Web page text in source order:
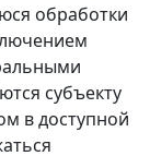
обработки
субъекту
в доступной